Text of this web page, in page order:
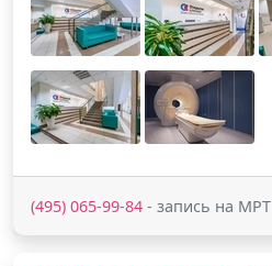
(495) 065-99-84 - запись на МРТ